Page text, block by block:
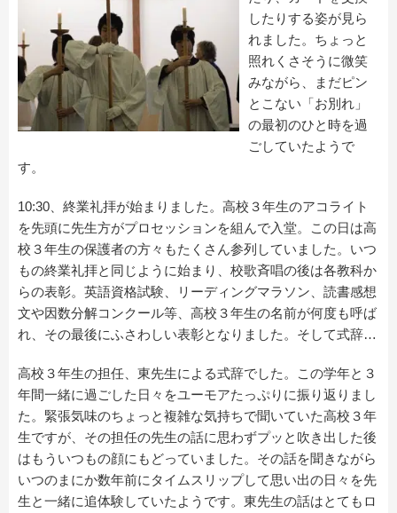
したりする姿が見ら
れました。ちょっと
照れくさそうに微笑
みながら、まだピン
とこない「お別れ」
の最初のひと時を過
ごしていたようで
す。
10:30、終業礼拝が始まりました。高校３年生のアコライト
を先頭に先生方がプロセッションを組んで入堂。この日は高
校３年生の保護者の方々もたくさん参列していました。いつ
もの終業礼拝と同じように始まり、校歌斉唱の後は各教科か
らの表彰。英語資格試験、リーディングマラソン、読書感想
文や因数分解コンクール等、高校３年生の名前が何度も呼ば
れ、その最後にふさわしい表彰となりました。そして式辞…
高校３年生の担任、東先生による式辞でした。この学年と３
年間一緒に過ごした日々をユーモアたっぷりに振り返りまし
た。緊張気味のちょっと複雑な気持ちで聞いていた高校３年
生ですが、その担任の先生の話に思わずプッと吹き出した後
はもういつもの顔にもどっていました。その話を聞きながら
いつのまにか数年前にタイムスリップして思い出の日々を先
生と一緒に追体験していたようです。東先生の話はとてもロ